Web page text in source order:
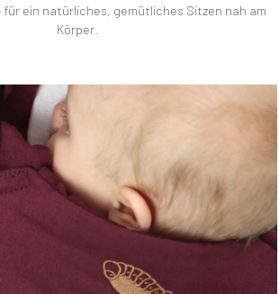
für ein natürliches, gemütliches Sitzen nah am
Körper.